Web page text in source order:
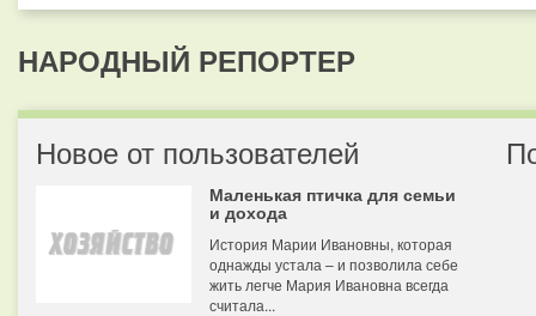
НАРОДНЫЙ РЕПОРТЕР
Новое от пользователей
Маленькая птичка для семьи
и дохода
История Марии Ивановны, которая
однажды устала – и позволила себе
жить легче Мария Ивановна всегда
считала...